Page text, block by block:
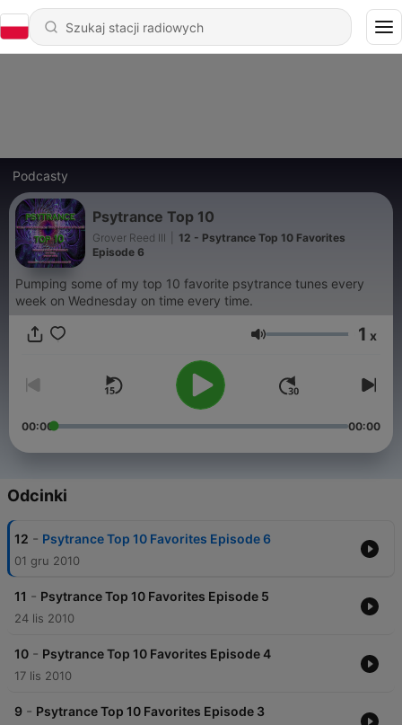
Podcasty
Psytrance Top 10
Grover Reed III
12 - Psytrance Top 10 Favorites
Episode 6
Pumping some of my top 10 favorite psytrance tunes every
week on Wednesday on time every time.
Głośność 1 x
00:00 00:00
Odcinki
12 - Psytrance Top 10 Favorites Episode 6
01 gru 2010
11 - Psytrance Top 10 Favorites Episode 5
24 lis 2010
10 - Psytrance Top 10 Favorites Episode 4
17 lis 2010
9 - Psytrance Top 10 Favorites Episode 3